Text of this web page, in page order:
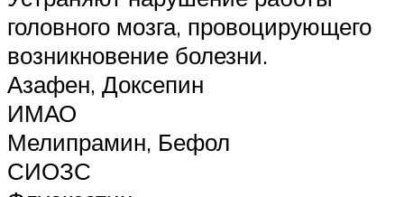
головного мозга, провоцирующего
возникновение болезни.
Азафен, Доксепин
ИМАО
Мелипрамин, Бефол
СИОЗС